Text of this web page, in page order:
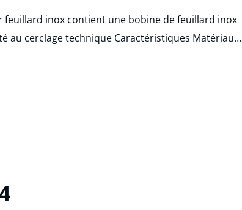
feuillard inox contient une bobine de feuillard inox
au cerclage technique Caractéristiques Matériau…